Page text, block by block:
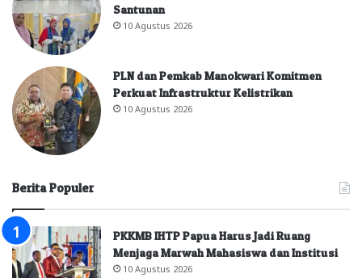
Santunan
10 Agustus 2026
PLN dan Pemkab Manokwari Komitmen
Perkuat Infrastruktur Kelistrikan
10 Agustus 2026
Berita Populer
PKKMB IHTP Papua Harus Jadi Ruang
Menjaga Marwah Mahasiswa dan Institusi
10 Agustus 2026